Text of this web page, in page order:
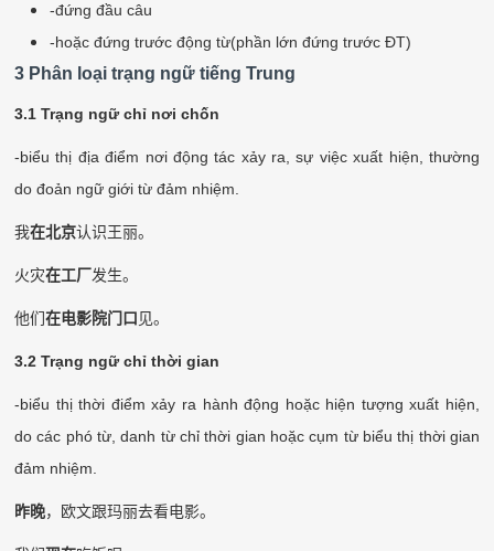
-đứng đầu câu
-hoặc đứng trước động từ(phần lớn đứng trước ĐT)
3 Phân loại trạng ngữ tiếng Trung
3.1 Trạng ngữ chỉ nơi chốn
-biểu thị địa điểm nơi động tác xảy ra, sự việc xuất hiện, thường
do đoản ngữ giới từ đảm nhiệm.
我在北京认识王丽。
火灾在工厂发生。
他们在电影院门口见。
3.2 Trạng ngữ chỉ thời gian
-biểu thị thời điểm xảy ra hành động hoặc hiện tượng xuất hiện,
do các phó từ, danh từ chỉ thời gian hoặc cụm từ biểu thị thời gian
đảm nhiệm.
昨晚，欧文跟玛丽去看电影。